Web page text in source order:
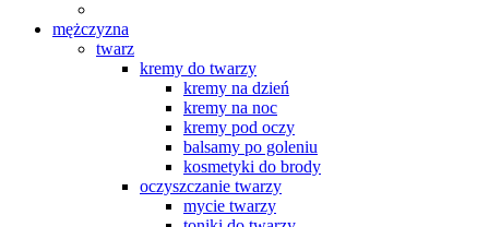
mężczyzna
twarz
kremy do twarzy
kremy na dzień
kremy na noc
kremy pod oczy
balsamy po goleniu
kosmetyki do brody
oczyszczanie twarzy
mycie twarzy